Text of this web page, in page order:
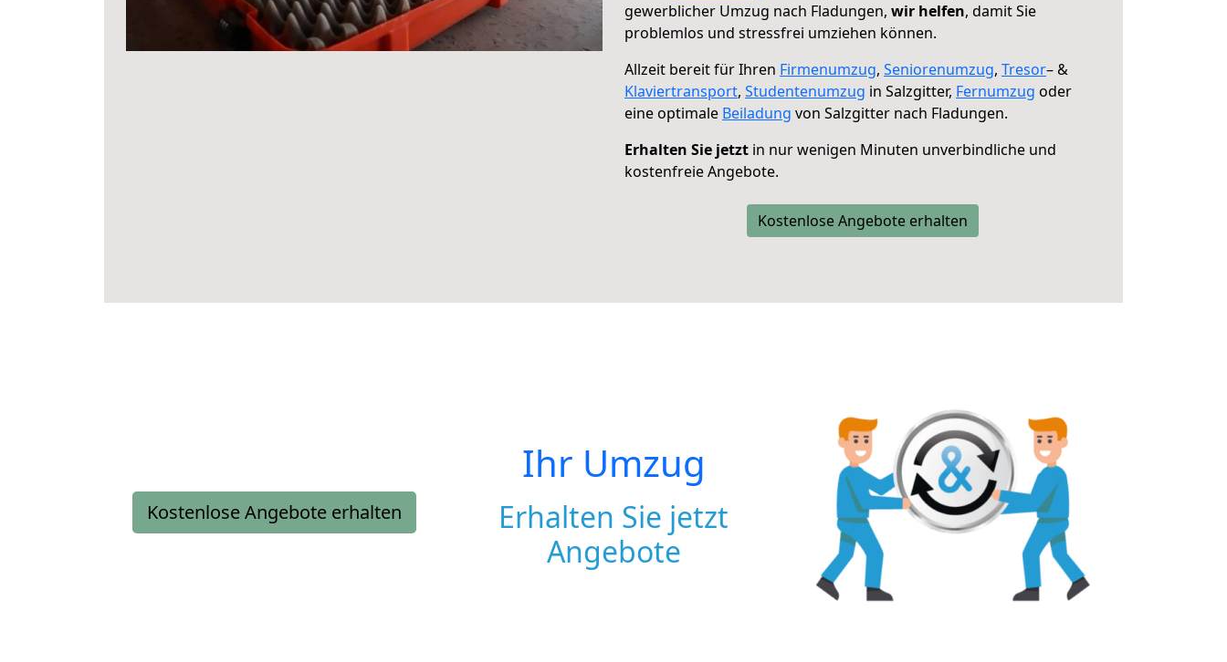
gewerblicher Umzug nach Fladungen, wir helfen, damit Sie
problemlos und stressfrei umziehen können.
Allzeit bereit für Ihren Firmenumzug, Seniorenumzug, Tresor– &
Klaviertransport, Studentenumzug in Salzgitter, Fernumzug oder
eine optimale Beiladung von Salzgitter nach Fladungen.
Erhalten Sie jetzt in nur wenigen Minuten unverbindliche und
kostenfreie Angebote.
Kostenlose Angebote erhalten
Kostenlose Angebote erhalten
Ihr Umzug
Erhalten Sie jetzt
Angebote